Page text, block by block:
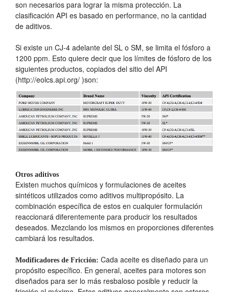
son necesarios para lograr la misma protección. La
clasificación API es basado en performance, no la cantidad
de aditivos.
Si existe un CJ-4 adelante del SL o SM, se limita el fósforo a
1200 ppm. Esto quiere decir que los límites de fósforo de los
siguientes productos, copiados del sitio del API
(http://eolcs.api.org/ )son:
Otros aditivos
Existen muchos químicos y formulaciones de aceites
sintéticos utilizados como aditivos multipropósito. La
combinación específica de estos en cualquier formulación
reaccionará diferentemente para producir los resultados
deseados. Mezclando los mismos en proporciones diferentes
cambiará los resultados.
Modificadores de Fricción: Cada aceite es diseñado para un
propósito específico. En general, aceites para motores son
diseñados para ser lo más resbaloso posible y reducir la